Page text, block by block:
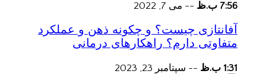
7:56 ب.ظ -- می 7, 2022
آفانتازی چیست؟ و چکونه ذهن و عملکرد
متفاوتی دارم؟ راهکارهای درمانی
1:31 ب.ظ -- سپتامبر 23, 2023